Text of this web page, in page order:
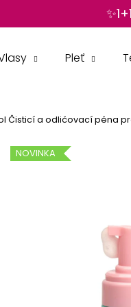
Pleť
Čisticí a odličovací pěna
NOVINKA